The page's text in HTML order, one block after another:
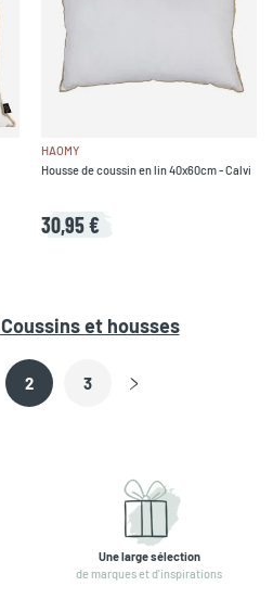
HAOMY
Housse de coussin en lin 40x60cm - Calvi
30,95 €
Coussins et housses
2 3
Une large sélection
de marques et d'inspirations